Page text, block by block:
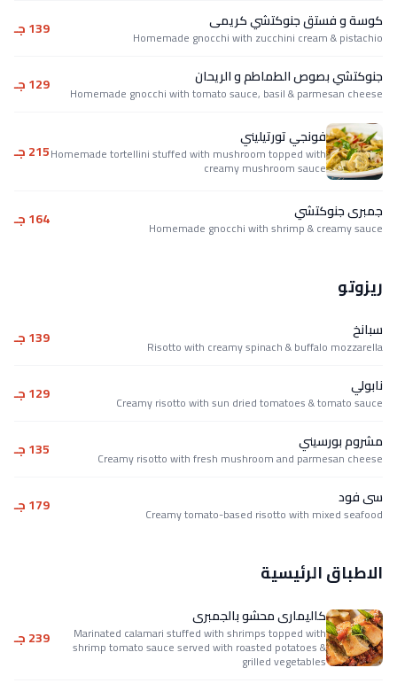
كوسة و فستق جنوكتشي كريمى
Homemade gnocchi with zucchini cream & pistachio 139 جـ
جنوكتشي بصوص الطماطم و الريحان
Homemade gnocchi with tomato sauce, basil & parmesan cheese 129 جـ
فونجي تورتيليني
Homemade tortellini stuffed with mushroom topped with
creamy mushroom sauce
215 جـ
جمبرى جنوكتشي
Homemade gnocchi with shrimp & creamy sauce 164 جـ
ريزوتو
سبانخ
Risotto with creamy spinach & buffalo mozzarella 139 جـ
نابولي
Creamy risotto with sun dried tomatoes & tomato sauce 129 جـ
مشروم بورسيني
Creamy risotto with fresh mushroom and parmesan cheese 135 جـ
سى فود
Creamy tomato-based risotto with mixed seafood 179 جـ
الاطباق الرئيسية
كاليمارى محشو بالجمبرى
Marinated calamari stuffed with shrimps topped with
shrimp tomato sauce served with roasted potatoes &
grilled vegetables
239 جـ